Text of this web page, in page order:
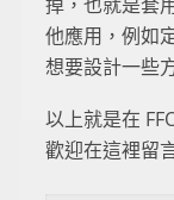
他應用，例如
想要設計一些
以上就是在
歡迎在這裡留